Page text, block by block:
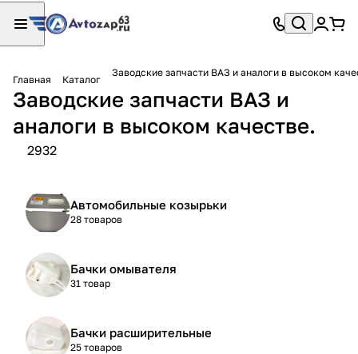
Главная Каталог
Заводские запчасти ВАЗ и аналоги в высоком
Заводские запчасти ВАЗ и
аналоги в высоком качестве.
2932
Автомобильные козырьки
28 товаров
Бачки омывателя
31 товар
Бачки расширительные
25 товаров